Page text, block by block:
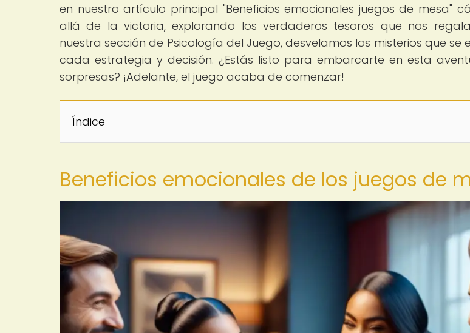
en nuestro artículo principal "Beneficios emocionales juegos de mesa"
allá de la victoria, explorando los verdaderos tesoros que nos
nuestra sección de Psicología del Juego, desvelamos los misterios que se
cada estrategia y decisión. ¿Estás listo para embarcarte en esta
sorpresas? ¡Adelante, el juego acaba de comenzar!
Índice
Beneficios emocionales de los juegos de